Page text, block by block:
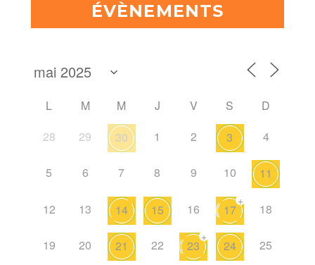
ÉVÈNEMENTS
L M M J V S
D
28
29 30 1 2 3 4
5 6 7 8 9 10 11
12 13 14 15 16 17
+
18
19 20 21 22 23
+
24 25